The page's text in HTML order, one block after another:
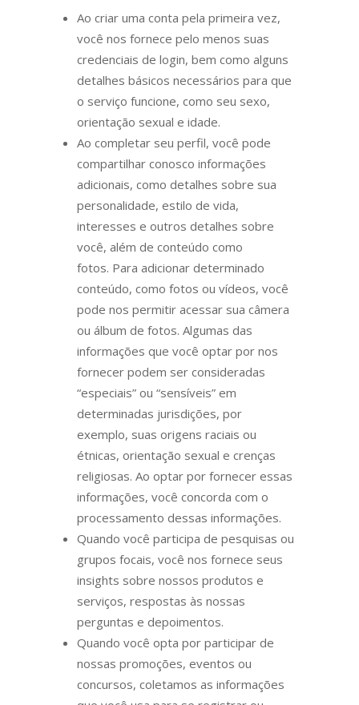
Ao criar uma conta pela primeira vez,
você nos fornece pelo menos suas
credenciais de login, bem como alguns
detalhes básicos necessários para que
o serviço funcione, como seu sexo,
orientação sexual e idade.
Ao completar seu perfil, você pode
compartilhar conosco informações
adicionais, como detalhes sobre sua
personalidade, estilo de vida,
interesses e outros detalhes sobre
você, além de conteúdo como
fotos. Para adicionar determinado
conteúdo, como fotos ou vídeos, você
pode nos permitir acessar sua câmera
ou álbum de fotos. Algumas das
informações que você optar por nos
fornecer podem ser consideradas
“especiais” ou “sensíveis” em
determinadas jurisdições, por
exemplo, suas origens raciais ou
étnicas, orientação sexual e crenças
religiosas. Ao optar por fornecer essas
informações, você concorda com o
processamento dessas informações.
Quando você participa de pesquisas ou
grupos focais, você nos fornece seus
insights sobre nossos produtos e
serviços, respostas às nossas
perguntas e depoimentos.
Quando você opta por participar de
nossas promoções, eventos ou
concursos, coletamos as informações